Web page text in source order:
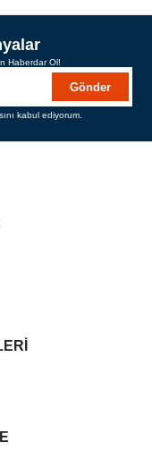
Haberdar Ol!
Gönder
kabul ediyorum.